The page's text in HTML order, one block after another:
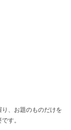
、お題のものだけを
す。